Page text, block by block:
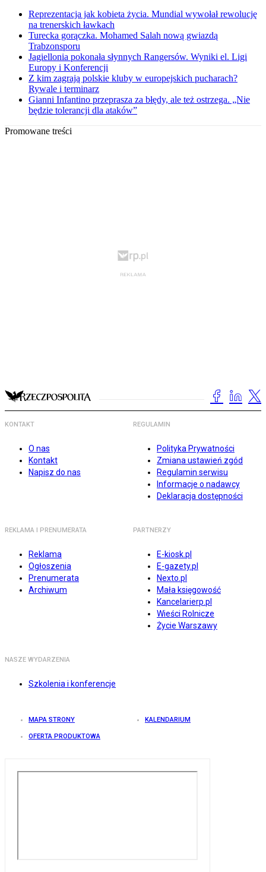
Reprezentacja jak kobieta życia. Mundial wywołał rewolucję
na trenerskich ławkach
Turecka gorączka. Mohamed Salah nową gwiazdą
Trabzonsporu
Jagiellonia pokonała słynnych Rangersów. Wyniki el. Ligi
Europy i Konferencji
Z kim zagrają polskie kluby w europejskich pucharach?
Rywale i terminarz
Gianni Infantino przeprasza za błędy, ale też ostrzega. „Nie
będzie tolerancji dla ataków”
Promowane treści
KONTAKT
O nas
Kontakt
Napisz do nas
REGULAMIN
Polityka Prywatności
Zmiana ustawień zgód
Regulamin serwisu
Informacje o nadawcy
Deklaracja dostępności
REKLAMA I PRENUMERATA
Reklama
Ogłoszenia
Prenumerata
Archiwum
PARTNERZY
E-kiosk.pl
E-gazety.pl
Nexto.pl
Mała księgowość
Kancelarierp.pl
Wieści Rolnicze
Życie Warszawy
NASZE WYDARZENIA
Szkolenia i konferencje
MAPA STRONY KALENDARIUM
OFERTA PRODUKTOWA